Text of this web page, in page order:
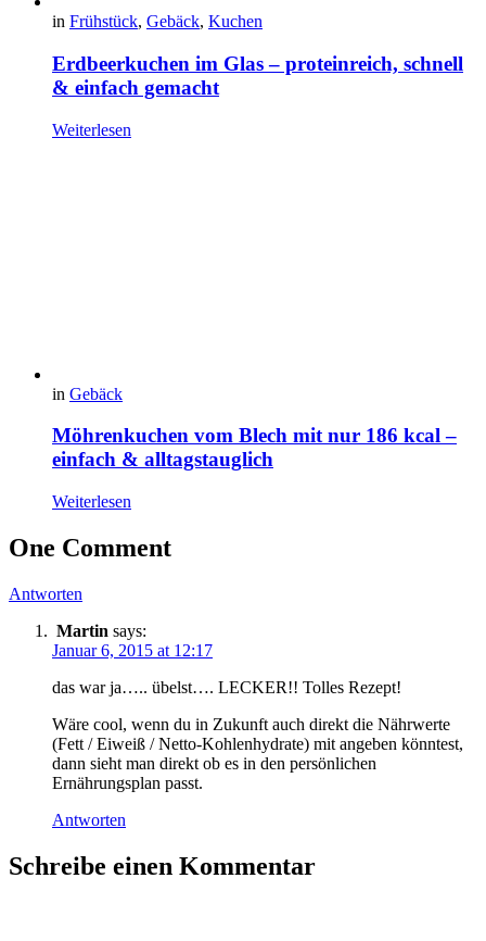
in Frühstück, Gebäck, Kuchen
Erdbeerkuchen im Glas – proteinreich, schnell
& einfach gemacht
Weiterlesen
in Gebäck
Möhrenkuchen vom Blech mit nur 186 kcal –
einfach & alltagstauglich
Weiterlesen
One Comment
Antworten
Martin says:
Januar 6, 2015 at 12:17
das war ja….. übelst…. LECKER!! Tolles Rezept!
Wäre cool, wenn du in Zukunft auch direkt die Nährwerte
(Fett / Eiweiß / Netto-Kohlenhydrate) mit angeben könntest,
dann sieht man direkt ob es in den persönlichen
Ernährungsplan passt.
Antworten
Schreibe einen Kommentar